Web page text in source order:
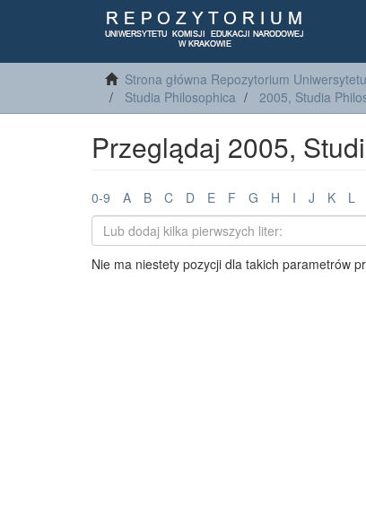
Strona główna Repozytorium
Studia Philosophica
2005, Studia
Przeglądaj 2005,
0-9 A B C D E F G H I J K L
Nie ma niestety pozycji dla takich parametrów